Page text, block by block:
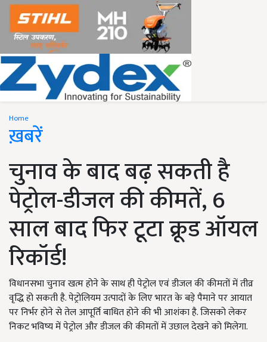
Home
ख़बरें
चुनाव के बाद बढ़ सकती है
पेट्रोल-डीजल की कीमतें, 6
साल बाद फिर टूटा क्रूड ऑयल
रिकॉर्ड!
विधानसभा चुनाव खत्म होने के साथ ही पेट्रोल एवं डीजल की कीमतों में तीव्र
वृद्धि हो सकती है. पेट्रोलियम उत्पादों के लिए भारत के बड़े पैमाने पर आयात
पर निर्भर होने से तेल आपूर्ति बाधित होने की भी आशंका है. जिसको लेकर
निकट भविष्य में पेट्रोल और डीजल की कीमतों में उछाल देखने को मिलेगा.